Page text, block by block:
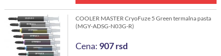
COOLER MASTER CryoFuze 5 Green termalna pasta
(MGY-ADSG-N03G-R)
Cena: 907rsd